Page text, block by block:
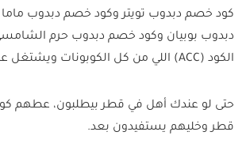
كود خصم دبدوب تويتر وكود خصم دبدوب
دبدوب بوبيان وكود خصم دبدوب حرم
الكود (ACC) اللي من كل الكوبونات ويشتغل على طول.
حتى لو عندك أهل في قطر بيطلبون، عطهم
قطر وخليهم يستفيدون بعد.